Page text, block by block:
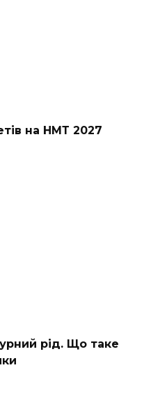
на НМТ 2027
рід. Що таке